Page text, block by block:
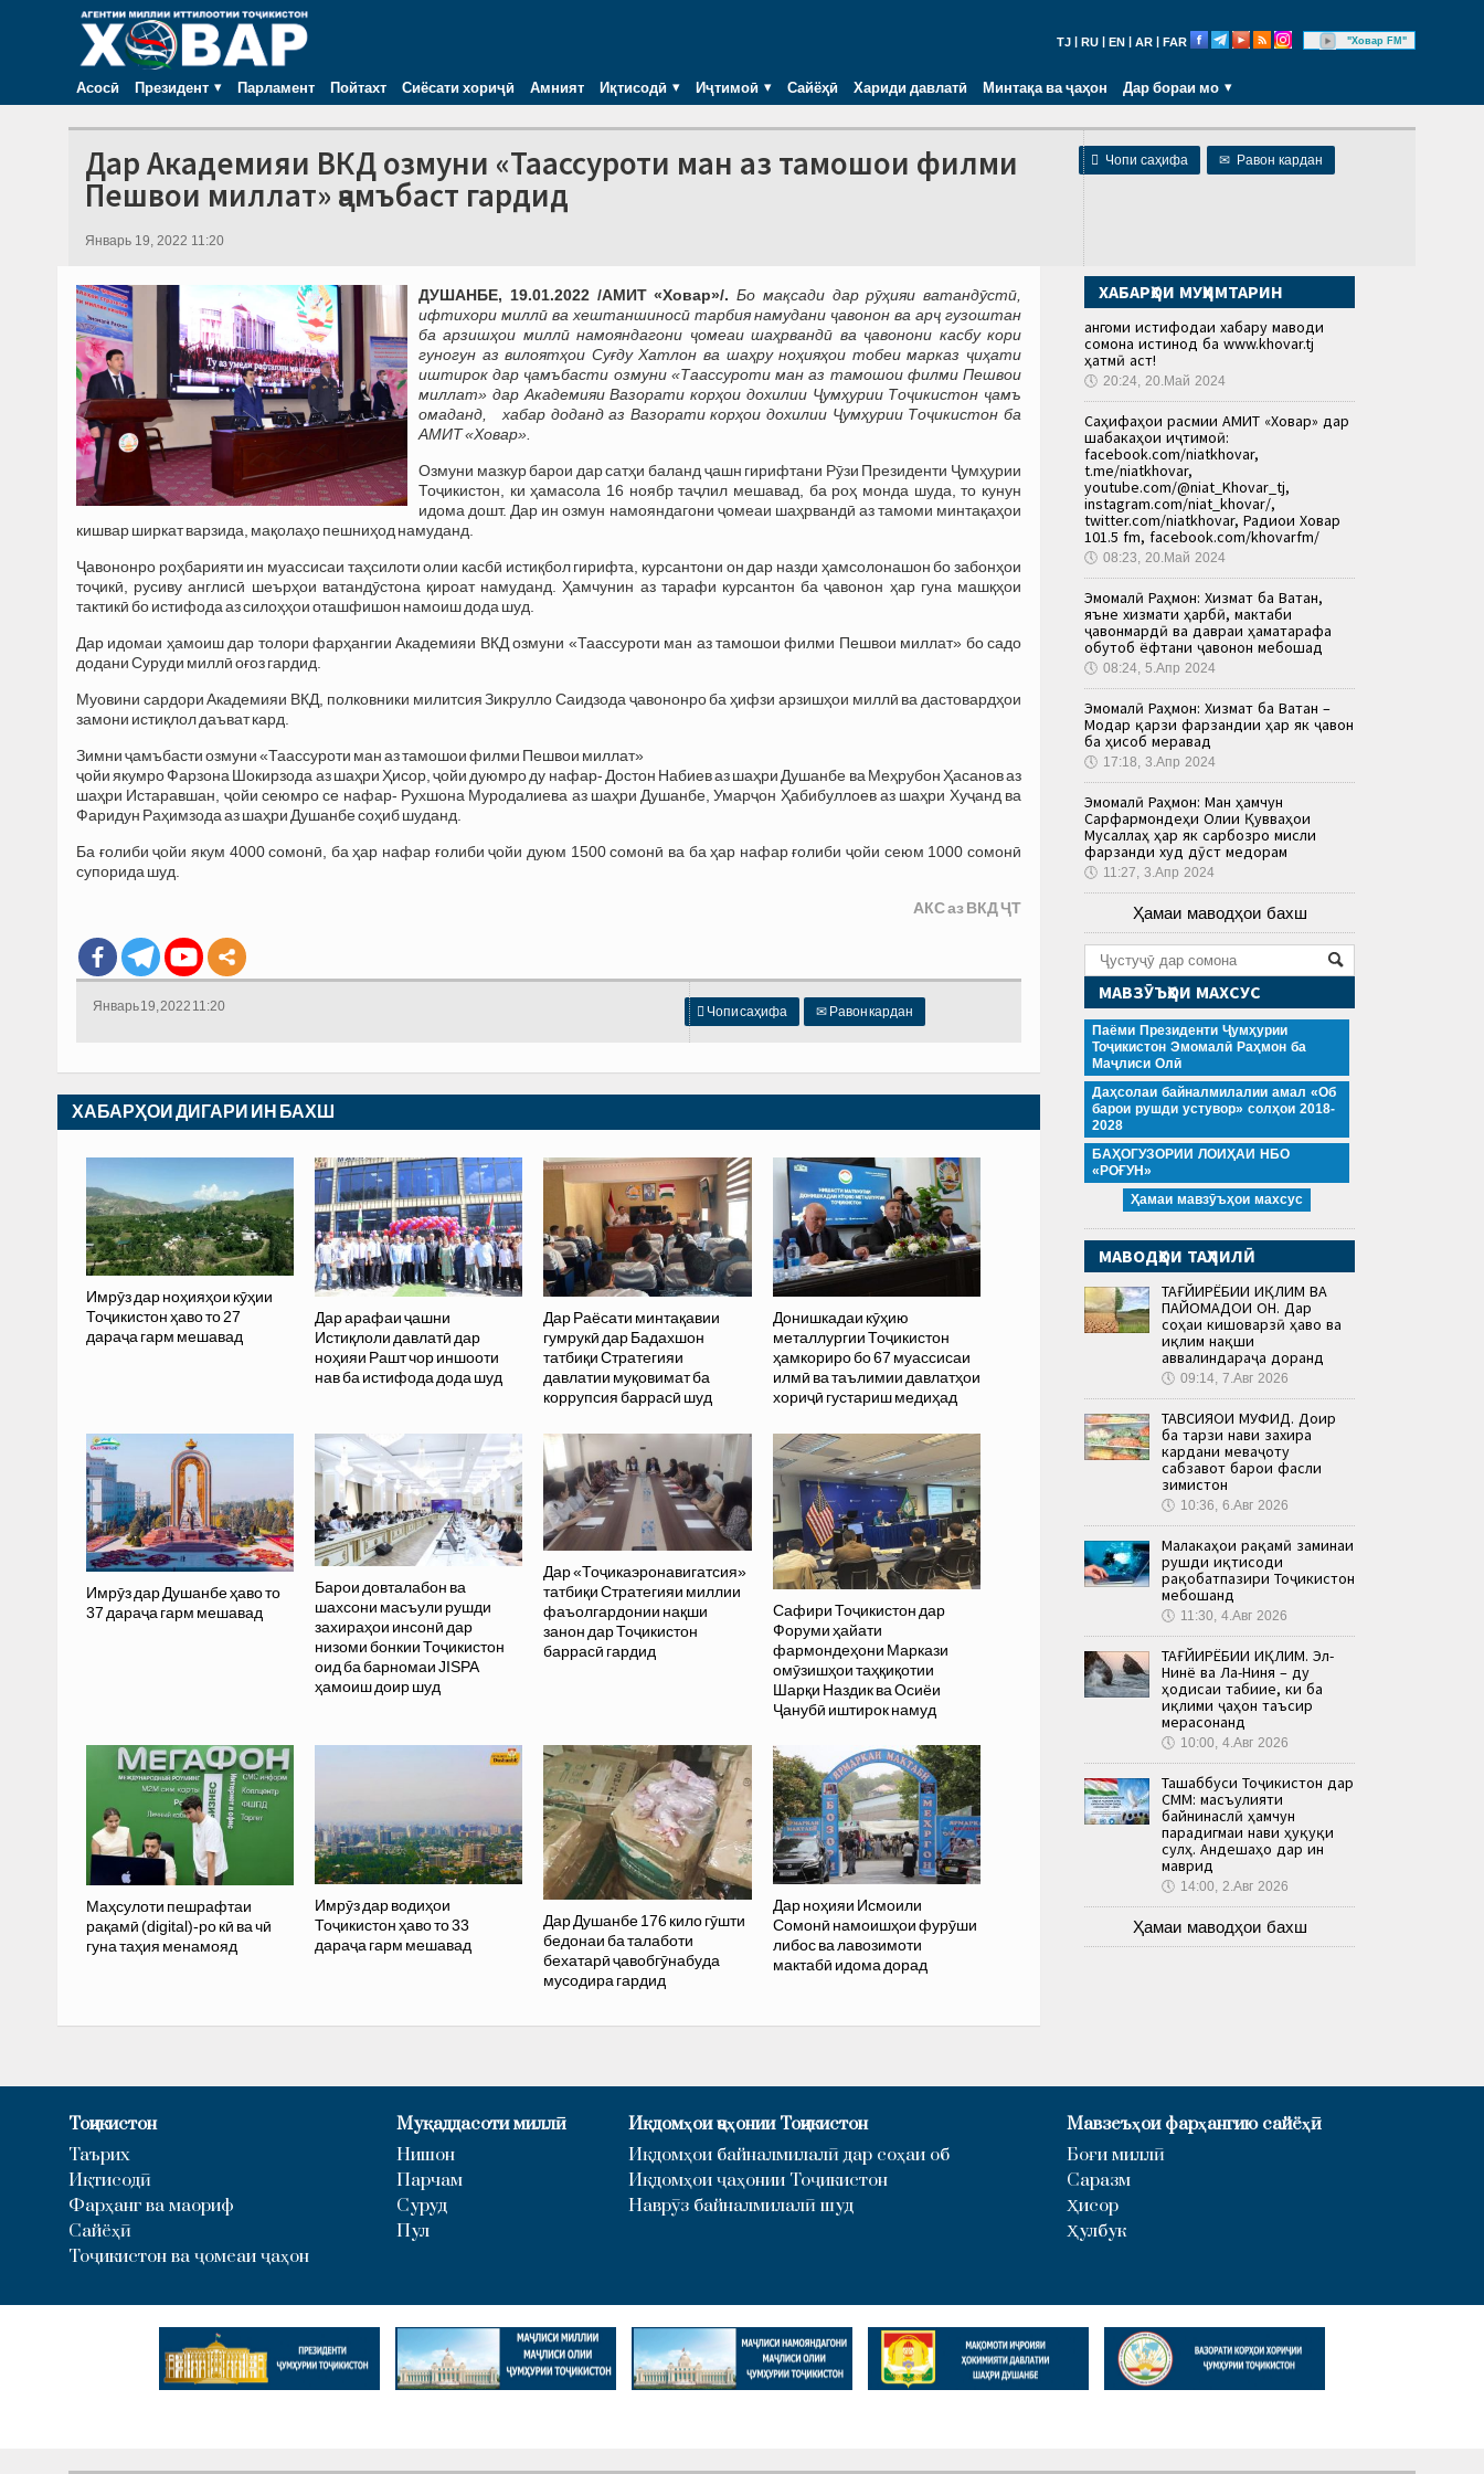
TJ RU EN AR FAR "Ховар FM"
Асосӣ Президент Парламент Пойтахт Сиёсати хориҷӣ Амният Иқтисодӣ Иҷтимоӣ Сайёҳӣ Хариди давлатӣ Минтақа ва ҷаҳон Дар бораи мо
 Чопи саҳифа ✉ Равон кардан
Дар Академияи ВКД озмуни «Таассуроти ман аз тамошои филми
Пешвои миллат» ҷамъбаст гардид
Январь 19, 2022 11:20
ДУШАНБЕ, 19.01.2022 /АМИТ «Ховар»/. Бо мақсади дар рӯҳияи ватандӯстӣ,
ифтихори миллӣ ва хештаншиносӣ тарбия намудани ҷавонон ва арҷ гузоштан
ба арзишҳои миллӣ намояндагони ҷомеаи шаҳрвандӣ ва ҷавонони касбу кори
гуногун аз вилоятҳои Суғду Хатлон ва шаҳру ноҳияҳои тобеи марказ ҷиҳати
иштирок дар ҷамъбасти озмуни «Таассуроти ман аз тамошои филми Пешвои
миллат» дар Академияи Вазорати корҳои дохилии Ҷумҳурии Тоҷикистон ҷамъ
омаданд, хабар доданд аз Вазорати корҳои дохилии Ҷумҳурии Тоҷикистон ба
АМИТ «Ховар».
Озмуни мазкур барои дар сатҳи баланд ҷашн гирифтани Рӯзи Президенти Ҷумҳурии
Тоҷикистон, ки ҳамасола 16 ноябр таҷлил мешавад, ба роҳ монда шуда, то кунун
идома дошт. Дар ин озмун намояндагони ҷомеаи шаҳрвандӣ аз тамоми минтақаҳои
кишвар ширкат варзида, мақолаҳо пешниҳод намуданд.
Ҷавононро роҳбарияти ин муассисаи таҳсилоти олии касбӣ истиқбол гирифта, курсантони он дар назди ҳамсолонашон бо забонҳои
тоҷикӣ, русиву англисӣ шеърҳои ватандӯстона қироат намуданд. Ҳамчунин аз тарафи курсантон ба ҷавонон ҳар гуна машқҳои
тактикӣ бо истифода аз силоҳҳои оташфишон намоиш дода шуд.
Дар идомаи ҳамоиш дар толори фарҳангии Академияи ВКД озмуни «Таассуроти ман аз тамошои филми Пешвои миллат» бо садо
додани Суруди миллӣ оғоз гардид.
Муовини сардори Академияи ВКД, полковники милитсия Зикрулло Саидзода ҷавононро ба ҳифзи арзишҳои миллӣ ва дастовардҳои
замони истиқлол даъват кард.
Зимни ҷамъбасти озмуни «Таассуроти ман аз тамошои филми Пешвои миллат»
ҷойи якумро Фарзона Шокирзода аз шаҳри Ҳисор, ҷойи дуюмро ду нафар- Достон Набиев аз шаҳри Душанбе ва Меҳрубон Ҳасанов аз
шаҳри Истаравшан, ҷойи сеюмро се нафар- Рухшона Муродалиева аз шаҳри Душанбе, Умарҷон Ҳабибуллоев аз шаҳри Хуҷанд ва
Фаридун Раҳимзода аз шаҳри Душанбе соҳиб шуданд.
Ба ғолиби ҷойи якум 4000 сомонӣ, ба ҳар нафар ғолиби ҷойи дуюм 1500 сомонӣ ва ба ҳар нафар ғолиби ҷойи сеюм 1000 сомонӣ
супорида шуд.
АКС аз ВКД ҶТ
 Чопи саҳифа ✉ Равон кардан
Январь 19, 2022 11:20
ХАБАРҲОИ ДИГАРИ ИН БАХШ
Имрӯз дар ноҳияҳои кӯҳии
Тоҷикистон ҳаво то 27
дараҷа гарм мешавад
Дар арафаи ҷашни
Истиқлоли давлатӣ дар
ноҳияи Рашт чор иншооти
нав ба истифода дода шуд
Дар Раёсати минтақавии
гумрукӣ дар Бадахшон
татбиқи Стратегияи
давлатии муқовимат ба
коррупсия баррасӣ шуд
Донишкадаи кӯҳию
металлургии Тоҷикистон
ҳамкориро бо 67 муассисаи
илмӣ ва таълимии давлатҳои
хориҷӣ густариш медиҳад
Имрӯз дар Душанбе ҳаво то
37 дараҷа гарм мешавад
Барои довталабон ва
шахсони масъули рушди
захираҳои инсонӣ дар
низоми бонкии Тоҷикистон
оид ба барномаи JISPA
ҳамоиш доир шуд
Дар «Тоҷикаэронавигатсия»
татбиқи Стратегияи миллии
фаъолгардонии нақши
занон дар Тоҷикистон
баррасӣ гардид
Сафири Тоҷикистон дар
Форуми ҳайати
фармондеҳони Маркази
омӯзишҳои таҳқиқотии
Шарқи Наздик ва Осиёи
Ҷанубӣ иштирок намуд
Маҳсулоти пешрафтаи
рақамӣ (digital)-ро кӣ ва чӣ
гуна таҳия менамояд
Имрӯз дар водиҳои
Тоҷикистон ҳаво то 33
дараҷа гарм мешавад
Дар Душанбе 176 кило гӯшти
бедонаи ба талаботи
бехатарӣ ҷавобгӯнабуда
мусодира гардид
Дар ноҳияи Исмоили
Сомонӣ намоишҳои фурӯши
либос ва лавозимоти
мактабӣ идома дорад
ХАБАРҲОИ МУҲИМТАРИН
Ҳангоми истифодаи хабару маводи
сомона истинод ба www.khovar.tj
ҳатмӣ аст!
🕔 20:24, 20.Май 2024
Саҳифаҳои расмии АМИТ «Ховар» дар
шабакаҳои иҷтимоӣ:
facebook.com/niatkhovar,
t.me/niatkhovar,
youtube.com/@niat_Khovar_tj,
instagram.com/niat_khovar/,
twitter.com/niatkhovar, Радиои Ховар
101.5 fm, facebook.com/khovarfm/
🕔 08:23, 20.Май 2024
Эмомалӣ Раҳмон: Хизмат ба Ватан,
яъне хизмати ҳарбӣ, мактаби
ҷавонмардӣ ва давраи ҳаматарафа
обутоб ёфтани ҷавонон мебошад
🕔 08:24, 5.Апр 2024
Эмомалӣ Раҳмон: Хизмат ба Ватан –
Модар қарзи фарзандии ҳар як ҷавон
ба ҳисоб меравад
🕔 17:18, 3.Апр 2024
Эмомалӣ Раҳмон: Ман ҳамчун
Сарфармондеҳи Олии Қувваҳои
Мусаллаҳ ҳар як сарбозро мисли
фарзанди худ дӯст медорам
🕔 11:27, 3.Апр 2024
Ҳамаи маводҳои бахш
МАВЗӮЪҲОИ МАХСУС
Паёми Президенти Ҷумҳурии
Тоҷикистон Эмомалӣ Раҳмон ба
Маҷлиси Олӣ
Даҳсолаи байналмилалии амал «Об
барои рушди устувор» солҳои 2018-
2028
БАҲОГУЗОРИИ ЛОИҲАИ НБО
«РОҒУН»
Ҳамаи мавзӯъҳои махсус
МАВОДҲОИ ТАҲЛИЛӢ
ТАҒЙИРЁБИИ ИҚЛИМ ВА
ПАЙОМАДҲОИ ОН. Дар
соҳаи кишоварзӣ ҳаво ва
иқлим нақши
аввалиндараҷа доранд
🕔 09:14, 7.Авг 2026
ТАВСИЯҲОИ МУФИД. Доир
ба тарзи нави захира
кардани меваҷоту
сабзавот барои фасли
зимистон
🕔 10:36, 6.Авг 2026
Малакаҳои рақамӣ заминаи
рушди иқтисоди
рақобатпазири Тоҷикистон
мебошанд
🕔 11:30, 4.Авг 2026
ТАҒЙИРЁБИИ ИҚЛИМ. Эл-
Нинё ва Ла-Ниня – ду
ҳодисаи табиие, ки ба
иқлими ҷаҳон таъсир
мерасонанд
🕔 10:00, 4.Авг 2026
Ташаббуси Тоҷикистон дар
СММ: масъулияти
байнинаслӣ ҳамчун
парадигмаи нави ҳуқуқи
сулҳ. Андешаҳо дар ин
маврид
🕔 14:00, 2.Авг 2026
Ҳамаи маводҳои бахш
Тоҷикистон
Таърих
Иқтисодӣ
Фарҳанг ва маориф
Сайёҳӣ
Тоҷикистон ва ҷомеаи ҷаҳон
Муқаддасоти миллӣ
Нишон
Парчам
Суруд
Пул
Иқдомҳои ҷаҳонии Тоҷикистон
Иқдомҳои байналмилалӣ дар соҳаи об
Иқдомҳои ҷаҳонии Тоҷикистон
Наврӯз байналмилалӣ шуд
Мавзеъҳои фарҳангию сайёҳӣ
Боғи миллӣ
Саразм
Ҳисор
Ҳулбук